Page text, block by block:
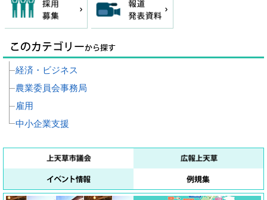
経済・ビジネス
農業委員会事務局
雇用
中小企業支援